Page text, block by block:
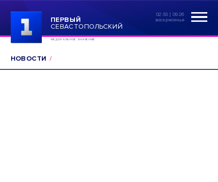
ПЕРВЫЙ
СЕВАСТОПОЛЬСКИЙ
ФЕДЕРАЛЬНОЕ ЗНАЧЕНИЕ
02:53 | 09.26
воскресенье
НОВОСТИ